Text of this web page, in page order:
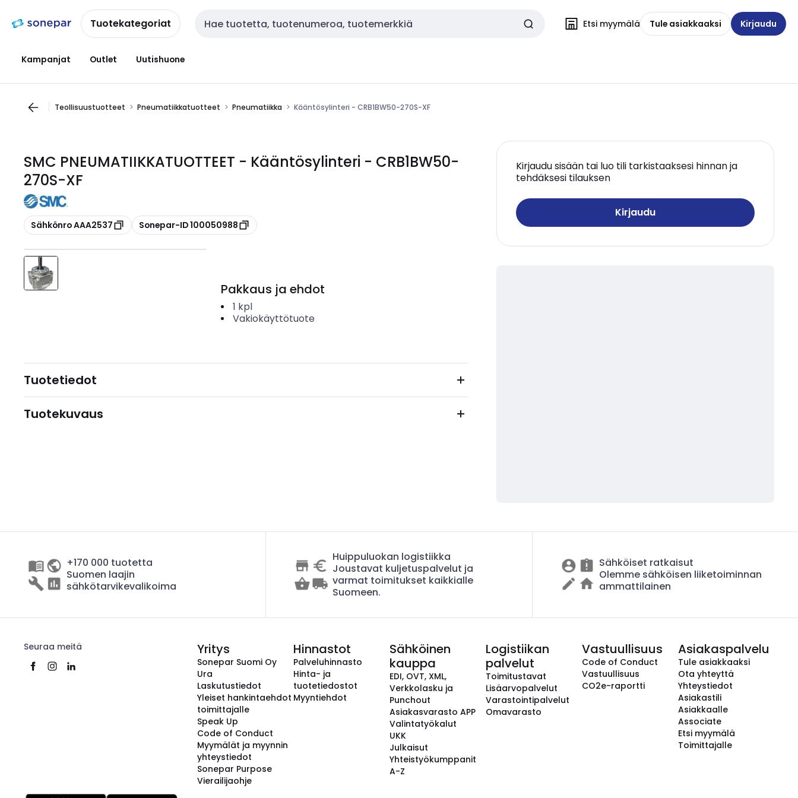
navigointiinsisältöönTuotekategoriat Haku Etsi myymälä Tule asiakkaaksi Kirjaudu
Kampanjat Outlet Uutishuone
Teollisuustuotteet Pneumatiikkatuotteet Pneumatiikka Kääntösylinteri - CRB1BW50-270S-XF
SMC PNEUMATIIKKATUOTTEET - Kääntösylinteri - CRB1BW50-
270S-XF
Kopioi
Sähkönro AAA2537 Kopioi
Sonepar-ID 100050988
Kirjaudu sisään tai luo tili tarkistaaksesi hinnan ja
tehdäksesi tilauksen
Kirjaudu
Pakkaus ja ehdot
1 kpl
Vakiokäyttötuote
Tuotetiedot
Tuotekuvaus
+170 000 tuotetta
Suomen laajin
sähkötarvikevalikoima
Huippuluokan logistiikka
Joustavat kuljetuspalvelut ja
varmat toimitukset kaikkialle
Suomeen.
Sähköiset ratkaisut
Olemme sähköisen liiketoiminnan
ammattilainen
Seuraa meitä Yritys
Sonepar Suomi Oy
Ura
Laskutustiedot
Yleiset hankintaehdot
toimittajalle
Speak Up
Code of Conduct
Myymälät ja myynnin
yhteystiedot
Sonepar Purpose
Vierailijaohje
Hinnastot
Palveluhinnasto
Hinta- ja
tuotetiedostot
Myyntiehdot
Sähköinen
kauppa
EDI, OVT, XML,
Verkkolasku ja
Punchout
Asiakasvarasto APP
Valintatyökalut
UKK
Julkaisut
Yhteistyökumppanit
A-Z
Logistiikan
palvelut
Toimitustavat
Lisäarvopalvelut
Varastointipalvelut
Omavarasto
Vastuullisuus
Code of Conduct
Vastuullisuus
CO2e-raportti
Asiakaspalvelu
Tule asiakkaaksi
Ota yhteyttä
Yhteystiedot
Asiakastili
Asiakkaalle
Associate
Etsi myymälä
Toimittajalle